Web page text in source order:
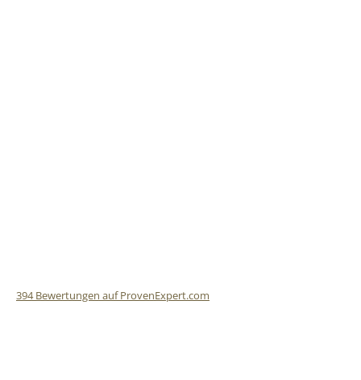
394Bewertungen auf ProvenExpert.com